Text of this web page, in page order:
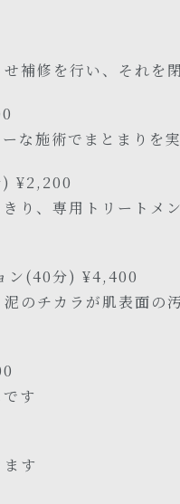
補修を行い、それを
な施術でまとまりを
) ¥2,200
り、専用トリートメ
ン(40分) ¥4,400
のチカラが肌表面の
す
す